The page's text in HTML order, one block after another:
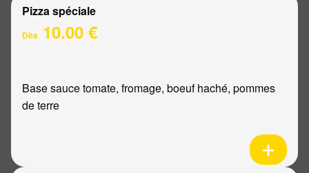
Pizza spéciale
Dès 10.00 €
Base sauce tomate, fromage, boeuf haché, pommes
de terre